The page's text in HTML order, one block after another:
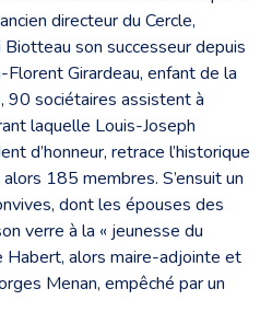
directeur du Cercle,
son successeur depuis
Florent Girardeau, enfant de la
90 sociétaires assistent à
laquelle Louis-Joseph
d’honneur, retrace l’historique
185 membres. S’ensuit un
dont les épouses des
verre à la « jeunesse du
Habert, alors maire-adjointe et
Menan, empêché par un